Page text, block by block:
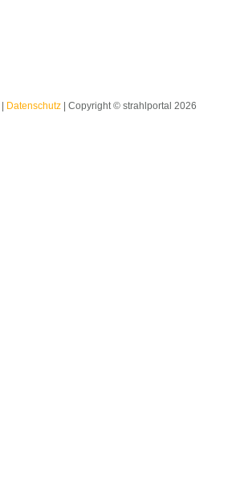
| Datenschutz | Copyright © strahlportal 2026